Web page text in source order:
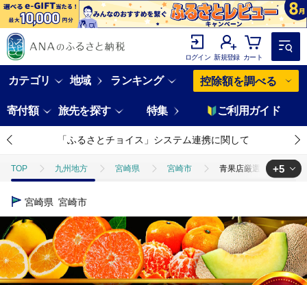
ログイン 新規登録 カート
カテゴリ 地域 ランキング 控除額を調べる
寄付額 旅先を探す 特集 ご利用ガイド
「ふるさとチョイス」システム連携に関して
TOP 九州地方 宮崎県 宮崎市 青果店厳選！「くだも
TOP
TOP フルーツ いちご 青果店厳選！「くだもの定期便Vol.2
TOP フルーツ メロン 青果店厳選！「くだもの定期便Vol.2
TOP フルーツ マンゴー 青果店厳選！「くだもの定期便
+5
宮崎県 宮崎市